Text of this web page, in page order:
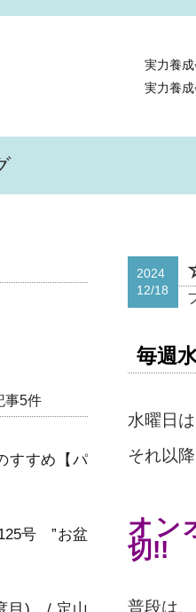
実力養
実力養
事5件
すすめ【パ
号 ”お盆
2024
12/18
毎週
水曜日
それ以
オン
切!!
普段は